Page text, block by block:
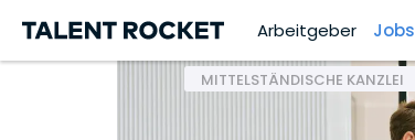
Arbeitgeber Jobs
MITTELSTÄNDISCHE KANZLEI